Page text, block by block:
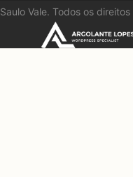
Saulo Vale. Todos os